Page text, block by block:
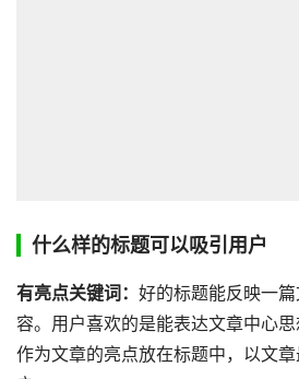
什么样的标题可以吸引用户
有亮点关键词： 好的标题能反映一
容。用户喜欢的是能表达文章中心
作为文章的亮点放在标题中，以文